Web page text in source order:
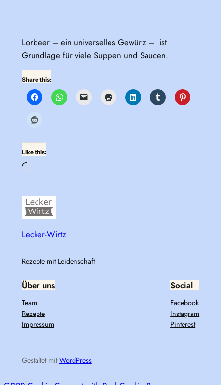
Lorbeer – ein universelles Gewürz – ist
Grundlage für viele Suppen und Saucen.
Share this:
Like this:
Loading…
Lecker-Wirtz
Rezepte mit Leidenschaft
Über uns
Team
Rezepte
Impressum
Social
Facebook
Instagram
Pinterest
Gestaltet mitWordPress